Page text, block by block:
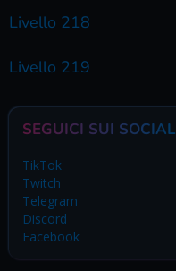
Livello 218
Livello 219
SEGUICI SUI SOCIAL
TikTok
Twitch
Telegram
Discord
Facebook